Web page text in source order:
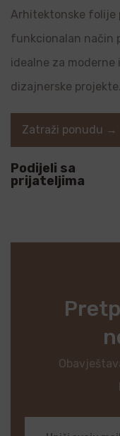
Arhitektonske folije
funkcionalan način
idealne za
dizajnerske projekte.
Podijeli sa
prijateljima
Zatraži ponudu →